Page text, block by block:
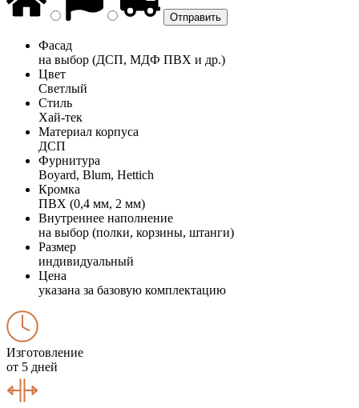
Фасад
на выбор (ДСП, МДФ ПВХ и др.)
Цвет
Светлый
Стиль
Хай-тек
Материал корпуса
ДСП
Фурнитура
Boyard, Blum, Hettich
Кромка
ПВХ (0,4 мм, 2 мм)
Внутреннее наполнение
на выбор (полки, корзины, штанги)
Размер
индивидуальный
Цена
указана за базовую комплектацию
Изготовление
от 5 дней